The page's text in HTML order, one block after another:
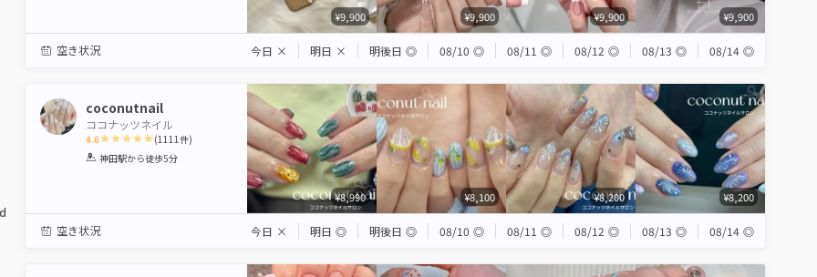
¥9,900 ¥9,900 ¥9,900 ¥9,900
空き状況 今日 × 明日 × 明後日 ◎ 08/10 ◎ 08/11 ◎ 08/12 ◎ 08/13 ◎ 08/14 ◎
coconutnail
ココナッツネイル
4.6
1 2 3 4 5
(1111 件)
神田駅から徒歩5分
¥8,990 ¥8,100 ¥8,200 ¥8,200
空き状況 今日 × 明日 ◎ 明後日 ◎ 08/10 ◎ 08/11 ◎ 08/12 ◎ 08/13 ◎ 08/14 ◎